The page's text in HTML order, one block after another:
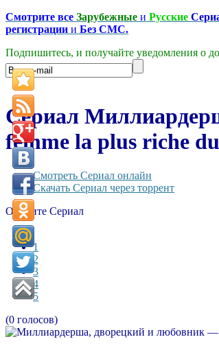
Смотрите все Зарубежные и Русские
регистрации и Без СМС.
Подпишитесь, и получайте уведомления о
Сериал
femme la plus riche
Смотреть Сериал онлайн
Скачать Сериал через торрент
Оцените Сериал
1
2
3
4
5
(0 голосов)